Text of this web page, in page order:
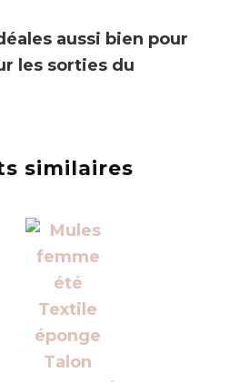
aussi bien pour
les sorties du
similaires